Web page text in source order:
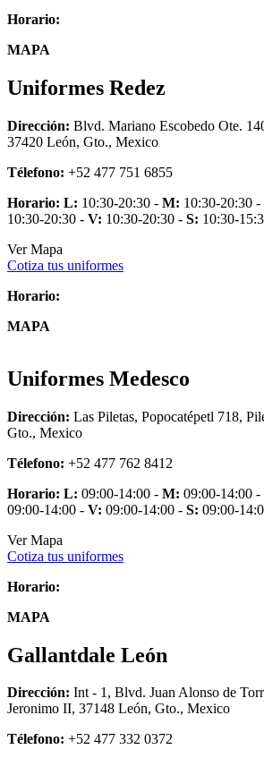
Horario:
MAPA
Uniformes Redez
Dirección: Blvd. Mariano Escobedo Ote.
37420 León, Gto., Mexico
Télefono: +52 477 751 6855
Horario: L: 10:30-20:30 - M: 10:30-20:30 -
10:30-20:30 - V: 10:30-20:30 - S: 10:30-
Ver Mapa
Cotiza tus uniformes
Horario:
MAPA
Uniformes Medesco
Dirección: Las Piletas, Popocatépetl 718,
Gto., Mexico
Télefono: +52 477 762 8412
Horario: L: 09:00-14:00 - M: 09:00-14:00 -
09:00-14:00 - V: 09:00-14:00 - S: 09:00-
Ver Mapa
Cotiza tus uniformes
Horario:
MAPA
Gallantdale León
Dirección: Int - 1, Blvd. Juan Alonso de
Jeronimo II, 37148 León, Gto., Mexico
Télefono: +52 477 332 0372